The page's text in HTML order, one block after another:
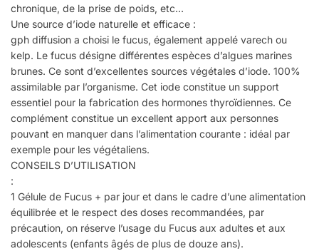
chronique, de la prise de poids, etc…
Une source d’iode naturelle et efficace :
gph diffusion a choisi le fucus, également appelé varech ou
kelp. Le fucus désigne différentes espèces d’algues marines
brunes. Ce sont d’excellentes sources végétales d’iode. 100%
assimilable par l’organisme. Cet iode constitue un support
essentiel pour la fabrication des hormones thyroïdiennes. Ce
complément constitue un excellent apport aux personnes
pouvant en manquer dans l’alimentation courante : idéal par
exemple pour les végétaliens.
CONSEILS D’UTILISATION
:
1 Gélule de Fucus + par jour et dans le cadre d’une alimentation
équilibrée et le respect des doses recommandées, par
précaution, on réserve l’usage du Fucus aux adultes et aux
adolescents (enfants âgés de plus de douze ans).